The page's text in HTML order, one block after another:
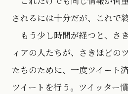
されるには十分だが、これで
もう少し時間が経つと、さ
ィアの人たちが、さきほどの
たちのために、一度ツイート
ツイートを行う。ツイッター